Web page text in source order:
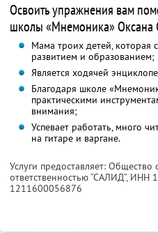
Освоить упражнения вам
школы «Мнемоника» Оксана
Мама троих детей, которая
развитием и образованием;
Является ходячей
Благодаря школе
практическими
внимания;
Успевает работать, много
на гитаре и варгане.
Услуги предоставляет: Общество
ответственностью “САЛИД”, ИНН
1211600056876